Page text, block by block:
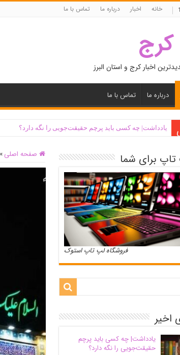
خانه اخبار درباره ما تماس با ما
کرج
اخبار کرج و استان البرز
درباره ما تماس با ما
یادداشت| ‌چه کسی باید پرچم حقیقت‌جویی را نگه دارد؟
صفحه اصلی » برای شما
فروشگاه لپ تاپ استوک
اخیر
یادداشت| ‌چه کسی باید پرچم
حقیقت‌جویی را نگه دارد؟